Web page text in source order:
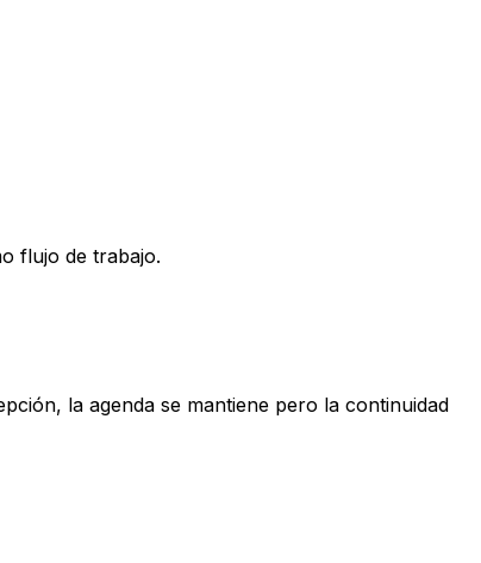
flujo de trabajo.
la agenda se mantiene pero la continuidad